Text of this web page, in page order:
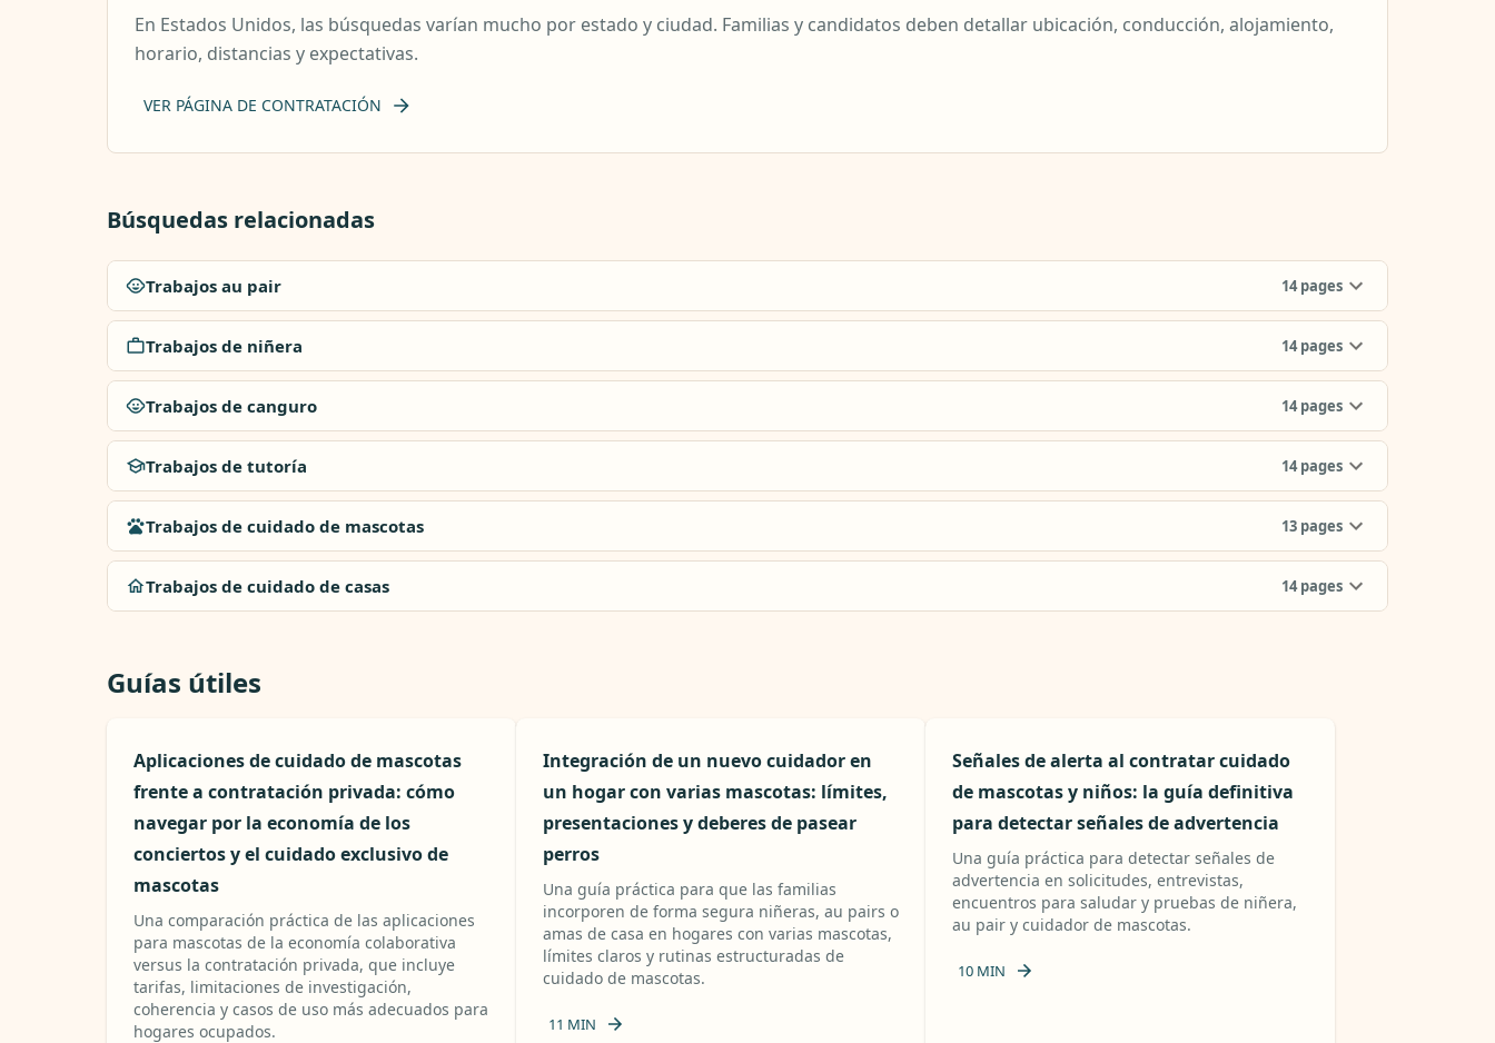
En Estados Unidos, las búsquedas varían mucho por estado y ciudad. Familias y candidatos deben detallar ubicación, conducción, alojamiento,
horario, distancias y expectativas.
VER PÁGINA DE CONTRATACIÓN
Búsquedas relacionadas
Trabajos au pair 14pages
Trabajos de niñera 14pages
Trabajos de canguro 14pages
Trabajos de tutoría 14pages
Trabajos de cuidado de mascotas 13 pages
Trabajos de cuidado de casas 14pages
Guías útiles
Aplicaciones de cuidado de mascotas
frente a contratación privada: cómo
navegar por la economía de los
conciertos y el cuidado exclusivo de
mascotas
Una comparación práctica de las aplicaciones
para mascotas de la economía colaborativa
versus la contratación privada, que incluye
tarifas, limitaciones de investigación,
coherencia y casos de uso más adecuados para
hogares ocupados.
Integración de un nuevo cuidador en
un hogar con varias mascotas: límites,
presentaciones y deberes de pasear
perros
Una guía práctica para que las familias
incorporen de forma segura niñeras, au pairs o
amas de casa en hogares con varias mascotas,
límites claros y rutinas estructuradas de
cuidado de mascotas.
11 MIN
Señales de alerta al contratar cuidado
de mascotas y niños: la guía definitiva
para detectar señales de advertencia
Una guía práctica para detectar señales de
advertencia en solicitudes, entrevistas,
encuentros para saludar y pruebas de niñera,
au pair y cuidador de mascotas.
10MIN